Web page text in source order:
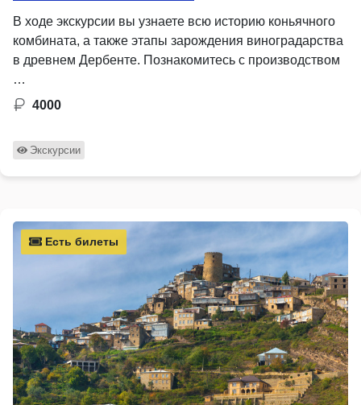
В ходе экскурсии вы узнаете всю историю коньячного
комбината, а также этапы зарождения виноградарства
в древнем Дербенте. Познакомитесь с производством
…
4000
Экскурсии
Есть билеты